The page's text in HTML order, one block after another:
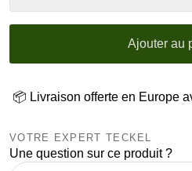
Ajouter au
📦 Livraison offerte en Europe
VOTRE EXPERT TECKEL
Une question sur ce produit ?